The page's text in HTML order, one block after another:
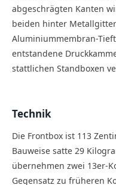
abgeschrägten Kanten
beiden hinter
Aluminiummembran-
entstandene
stattlichen Standboxen
Technik
Die Frontbox ist 113
Bauweise satte 29
übernehmen zwei 13er-
Gegensatz zu früheren